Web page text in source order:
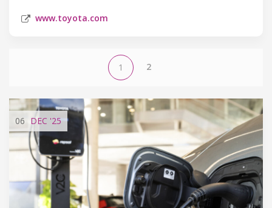
www.toyota.com
1 2
06 DEC '25